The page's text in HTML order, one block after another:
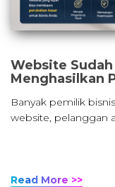
Website
Menghasilkan
Banyak pemilik
website, pelanggan
Read More >>